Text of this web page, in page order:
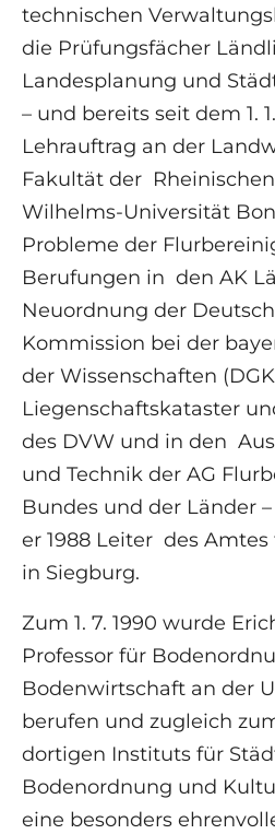
technischen
die Prüfungsfächer
Landesplanung und
– und bereits seit dem 1.
Lehrauftrag an der
Fakultät der
Wilhelms-Universität
Probleme der
Berufungen in den AK
Neuordnung der
Kommission bei der
der Wissenschaften
Liegenschaftskataster
des DVW und in den
und Technik der AG
Bundes und der Länder
er 1988 Leiter des
in Siegburg.
Zum 1. 7. 1990 wurde
Professor für
Bodenwirtschaft an der
berufen und zugleich
dortigen Instituts für
Bodenordnung und
eine besonders